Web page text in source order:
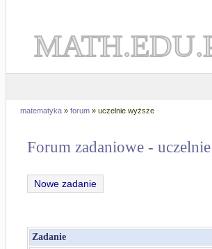
matematyka » forum » uczelnie wyższe
Forum zadaniowe -
Nowe zadanie
Zadanie